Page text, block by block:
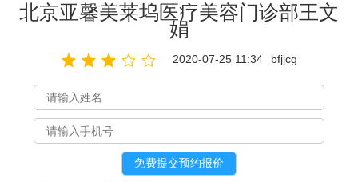
北京亚馨美莱坞医疗美容门诊部王文
娟
2020-07-25 11:34 bfjjcg